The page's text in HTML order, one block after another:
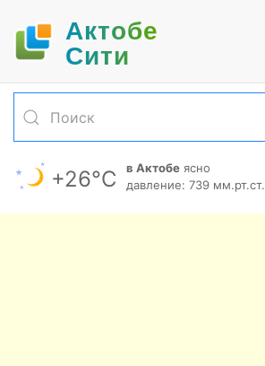
Актобе
Cити
+26°С в Актобе ясно
давление: 739 мм.рт.ст.